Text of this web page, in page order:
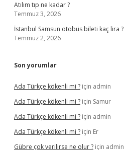
Atılım tıp ne kadar ?
Temmuz 3, 2026
İstanbul Samsun otobüs bileti kaç lira ?
Temmuz 2, 2026
Son yorumlar
Ada Türkçe kökenli mi ? için admin
Ada Türkçe kökenli mi ? için Samur
Ada Türkçe kökenli mi ? için admin
Ada Türkçe kökenli mi ? için Er
Gübre çok verilirse ne olur ? için admin